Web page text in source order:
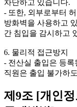
차단하고 있습니다.
- 또한, 외부로부터
방화벽을 사용하고
간 침입을 감시하고
6. 물리적 접근방지
- 전산실 출입은 등
직원은 출입 불가하
제9조 [개인